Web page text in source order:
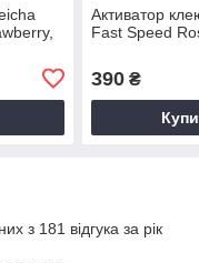
Активатор
Fast Speed
390₴
з 181 відгука за рік